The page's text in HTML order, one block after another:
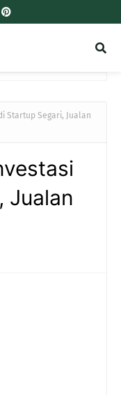
Startup Segari, Jualan
Jualan